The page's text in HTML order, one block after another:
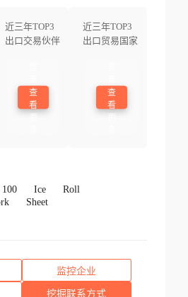
近三年TOP3
出口交易伙伴
查
看
近三年TOP3
出口贸易国家
查
看
Ice
Roll
Sheet
监控企业
挖掘联系方式